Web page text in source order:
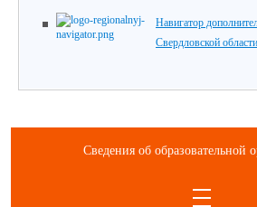
Навигатор
Свердловской области
Сведения об образовательной